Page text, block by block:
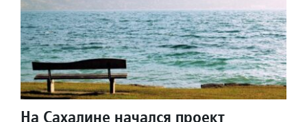
На Сахалине начался проект